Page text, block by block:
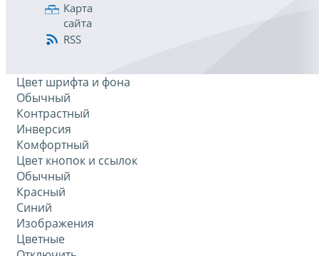
Карта
сайта
RSS
Цвет шрифта и фона
Обычный
Контрастный
Инверсия
Комфортный
Цвет кнопок и ссылок
Обычный
Красный
Синий
Изображения
Цветные